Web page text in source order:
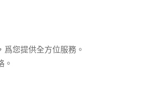
您提供全方位服務。
。